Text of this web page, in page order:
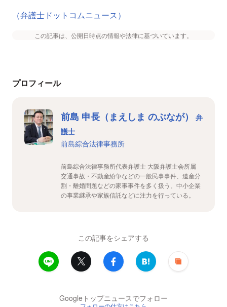
（弁護士ドットコムニュース）
この記事は、公開日時点の情報や法律に基づいています。
プロフィール
前島 申長（まえしま のぶなが）
弁
護士
前島綜合法律事務所
前島綜合法律事務所代表弁護士 大阪弁護士会所属
交通事故・不動産紛争などの一般民事事件、遺産分
割・離婚問題などの家事事件を多く扱う。中小企業
の事業継承や家族信託などに注力を行っている。
この記事をシェアする
Googleトップニュースでフォロー